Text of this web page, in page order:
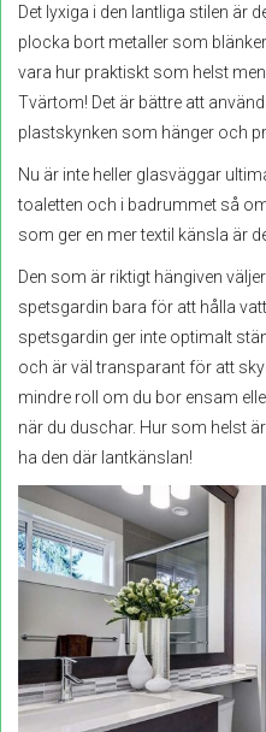
Det lyxiga i den lantliga stilen är
plocka bort metaller som
vara hur praktiskt som helst men
Tvärtom! Det är bättre att
plastskynken som hänger och
Nu är inte heller glasväggar
toaletten och i badrummet så
som ger en mer textil känsla är
Den som är riktigt hängiven
spetsgardin bara för att hålla
spetsgardin ger inte optimalt
och är väl transparant för att
mindre roll om du bor ensam
när du duschar. Hur som helst
ha den där lantkänslan!